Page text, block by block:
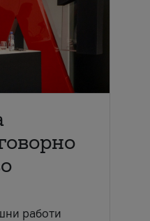
работи